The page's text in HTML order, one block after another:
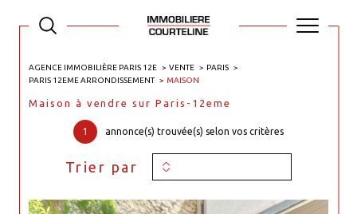
AGENCE IMMOBILIÈRE PARIS 12E VENTE
PARIS
PARIS 12EME ARRONDISSEMENT
MAISON
Maison à vendre sur Paris-12eme
1 annonce(s) trouvée(s) selon vos critères
Trier par